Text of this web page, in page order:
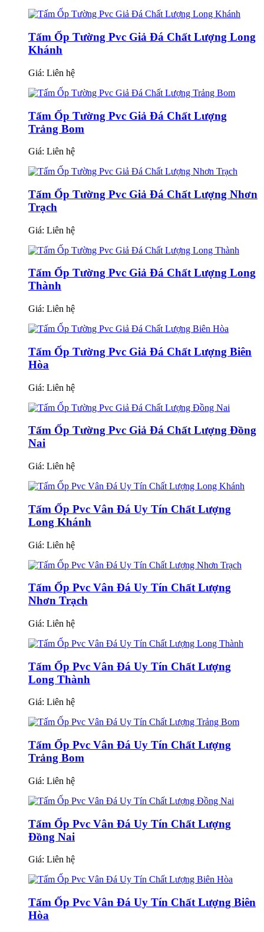
Tấm Ốp Tường Pvc Giả Đá Chất Lượng Long
Khánh
Giá: Liên hệ
Tấm Ốp Tường Pvc Giả Đá Chất Lượng
Trảng Bom
Giá: Liên hệ
Tấm Ốp Tường Pvc Giả Đá Chất Lượng Nhơn
Trạch
Giá: Liên hệ
Tấm Ốp Tường Pvc Giả Đá Chất Lượng Long
Thành
Giá: Liên hệ
Tấm Ốp Tường Pvc Giả Đá Chất Lượng Biên
Hòa
Giá: Liên hệ
Tấm Ốp Tường Pvc Giả Đá Chất Lượng Đồng
Nai
Giá: Liên hệ
Tấm Ốp Pvc Vân Đá Uy Tín Chất Lượng
Long Khánh
Giá: Liên hệ
Tấm Ốp Pvc Vân Đá Uy Tín Chất Lượng
Nhơn Trạch
Giá: Liên hệ
Tấm Ốp Pvc Vân Đá Uy Tín Chất Lượng
Long Thành
Giá: Liên hệ
Tấm Ốp Pvc Vân Đá Uy Tín Chất Lượng
Trảng Bom
Giá: Liên hệ
Tấm Ốp Pvc Vân Đá Uy Tín Chất Lượng
Đồng Nai
Giá: Liên hệ
Tấm Ốp Pvc Vân Đá Uy Tín Chất Lượng Biên
Hòa